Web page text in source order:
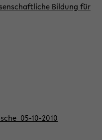
Bil­dung für
​10-2010